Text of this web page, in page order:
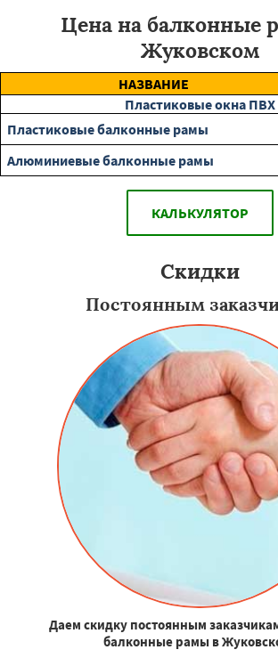
Цена на балконные
Жуковском
НАЗВАНИЕ
Пластиковые окна ПВХ
Пластиковые балконные рамы
Алюминиевые балконные рамы
КАЛЬКУЛЯТОР
Скидки
Постоянным
Даем скидку постоянным
балконные рамы в